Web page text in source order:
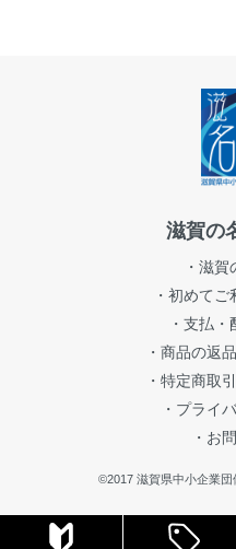
滋賀の
・滋
・初めて
・支払
・商品の返
・特定商取
・プライ
・お
©2017 滋賀県中小企業団